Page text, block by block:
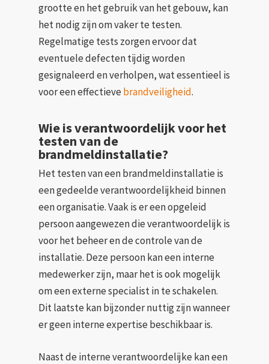
grootte en het gebruik van het gebouw, kan
het nodig zijn om vaker te testen.
Regelmatige tests zorgen ervoor dat
eventuele defecten tijdig worden
gesignaleerd en verholpen, wat essentieel is
voor een effectievebrandveiligheid.
Wie is verantwoordelijk voor het
testen van de
brandmeldinstallatie?
Het testen van een brandmeldinstallatie is
een gedeelde verantwoordelijkheid binnen
een organisatie. Vaak is er een opgeleid
persoon aangewezen die verantwoordelijk is
voor het beheer en de controle van de
installatie. Deze persoon kan een interne
medewerker zijn, maar het is ook mogelijk
om een externe specialist in te schakelen.
Dit laatste kan bijzonder nuttig zijn wanneer
er geen interne expertise beschikbaar is.
Naast de interne verantwoordelijke kan een